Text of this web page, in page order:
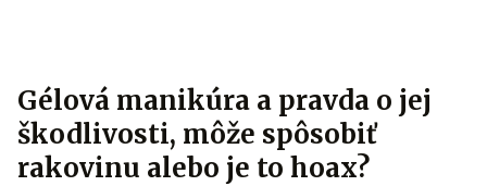
Gélová manikúra a pravda o jej
škodlivosti, môže spôsobiť
rakovinu alebo je to hoax?